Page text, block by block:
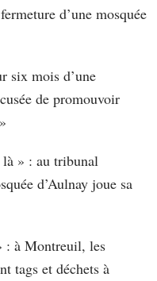
d’une mosquée
six mois d’une
de promouvoir
» : au tribunal
d’Aulnay joue sa
: à Montreuil, les
tags et déchets à